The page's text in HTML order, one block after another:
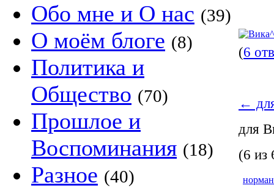
Обо мне и О нас (39)
О моём блоге (8)
Политика и
Общество (70)
Прошлое и
Воспоминания (18)
Разное (40)
(6
←
для
(6 из
норман